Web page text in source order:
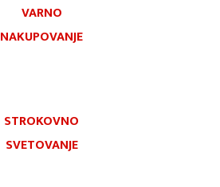
VARNO
NAKUPOVANJE
STROKOVNO
SVETOVANJE